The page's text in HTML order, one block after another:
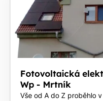
Fotovoltaická
Wp - Mrtník
Vše od A do Z proběhlo